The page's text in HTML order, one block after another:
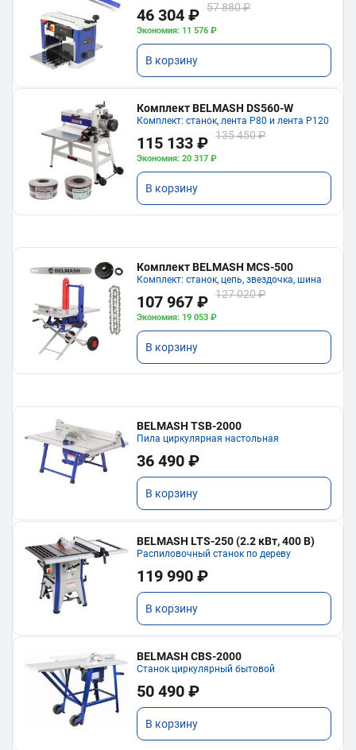
46 304 ₽ 57 880 ₽
Экономия: 11 576 ₽
В корзину
Комплект BELMASH DS560-W
Комплект: станок, лента P80 и лента P120
115 133 ₽ 135 450 ₽
Экономия: 20 317 ₽
В корзину
Комплект BELMASH MCS-500
Комплект: станок, цепь, звездочка, шина
107 967 ₽ 127 020 ₽
Экономия: 19 053 ₽
В корзину
BELMASH TSB-2000
Пила циркулярная настольная
36 490 ₽
В корзину
BELMASH LTS-250 (2.2 кВт, 400 В)
Распиловочный станок по дереву
119 990 ₽
В корзину
BELMASH CBS-2000
Станок циркулярный бытовой
50 490 ₽
В корзину